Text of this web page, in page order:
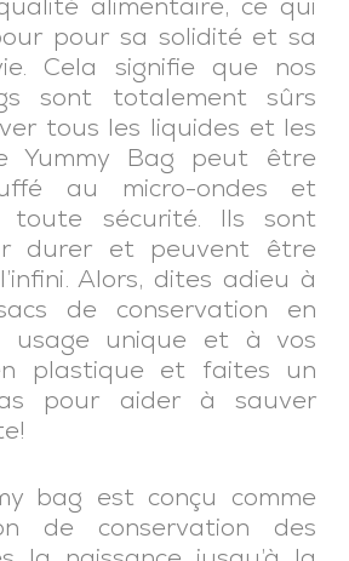
pour sa solidité et sa
Cela signifie que nos
sont totalement sûrs
tous les liquides et les
Yummy Bag peut être
au micro-ondes et
toute sécurité. Ils sont
durer et peuvent être
Alors, dites adieu à
de conservation en
usage unique et à vos
plastique et faites un
pour aider à sauver
bag est conçu comme
de conservation des